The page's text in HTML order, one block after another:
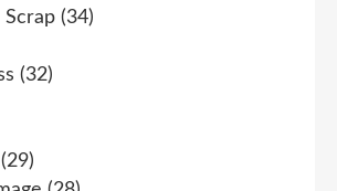
(34)
(32)
(29)